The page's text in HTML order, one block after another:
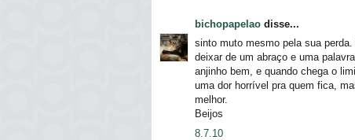
bichopapelao disse...
sinto muto mesmo pela sua
deixar de um abraço e uma
anjinho bem, e quando chega o
uma dor horrível pra quem fica,
melhor.
Beijos
8.7.10